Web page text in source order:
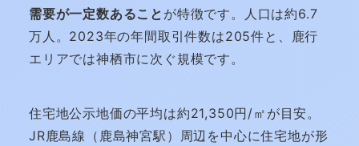
需要が一定数あること が特徴です。人口は約6.7
万人。2023年の年間取引件数は205件と、鹿行
エリアでは神栖市に次ぐ規模です。
住宅地公示地価の平均は約21,350円/㎡が目安。
JR鹿島線（鹿島神宮駅）周辺を中心に住宅地が形